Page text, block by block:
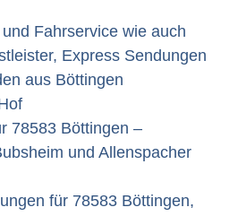
Fahrservice wie auch
Express Sendungen
aus Böttingen
78583 Böttingen –
und Allenspacher
für 78583 Böttingen,